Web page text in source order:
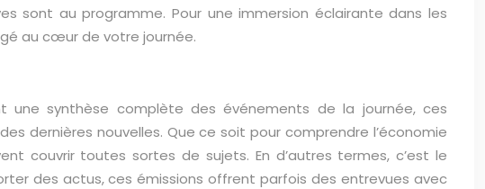
sont au programme. Pour une immersion éclairante dans les
au cœur de votre journée.
une synthèse complète des événements de la journée, ces
dernières nouvelles. Que ce soit pour comprendre l’économie
couvrir toutes sortes de sujets. En d’autres termes, c’est le
des actus, ces émissions offrent parfois des entrevues avec